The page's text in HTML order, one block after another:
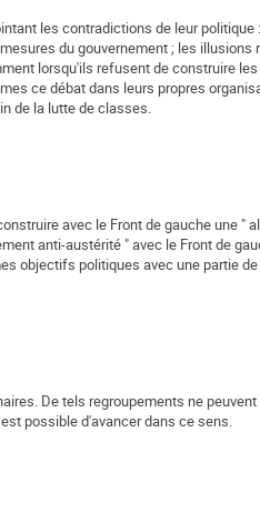
les contradictions de leur politique
du gouvernement ; les
lorsqu'ils refusent de construire
ce débat dans leurs propres
de la lutte de classes.
avec le Front de gauche une "
anti-austérité " avec le Front de
objectifs politiques avec une partie
De tels regroupements ne
possible d'avancer dans ce sens.